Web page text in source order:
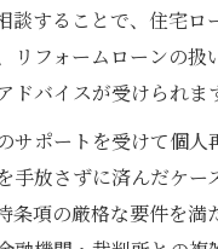
談することで、住宅ロ
リフォームローンの扱
ドバイスが受けられま
サポートを受けて個人
手放さずに済んだケー
条項の厳格な要件を満